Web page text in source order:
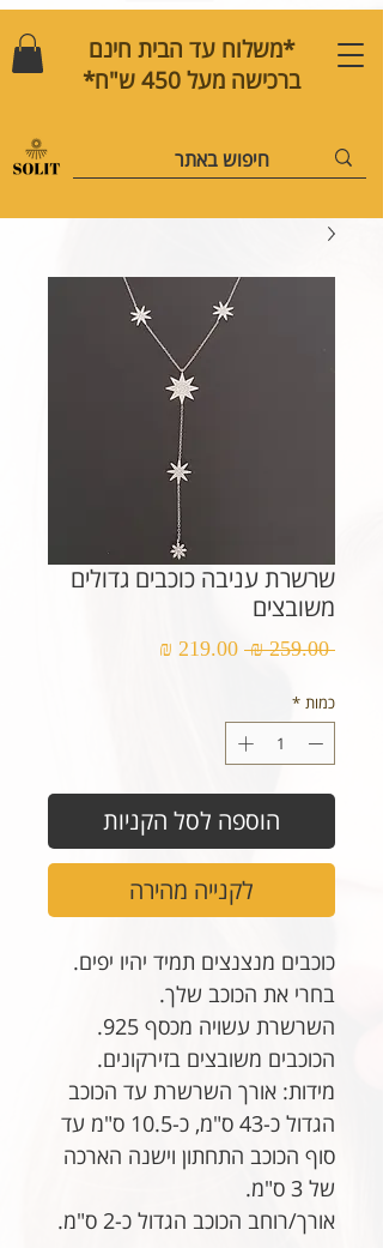
*משלוח עד הבית חינם
ברכישה מעל 450 ש"ח*
שרשרת עניבה כוכבים גדולים
משובצים
‏259.00 ‏₪
מחיר
כמות *
הוספה לסל הקניות
לקנייה מהירה
כוכבים מנצנצים תמיד יהיו יפים.
בחרי את הכוכב שלך.
השרשרת עשויה מכסף 925.
הכוכבים משובצים בזירקונים.
מידות: אורך השרשרת עד הכוכב
הגדול כ-43 ס"מ, כ-10.5 ס"מ עד
סוף הכוכב התחתון וישנה הארכה
של 3 ס"מ.
אורך/רוחב הכוכב הגדול כ-2 ס"מ.